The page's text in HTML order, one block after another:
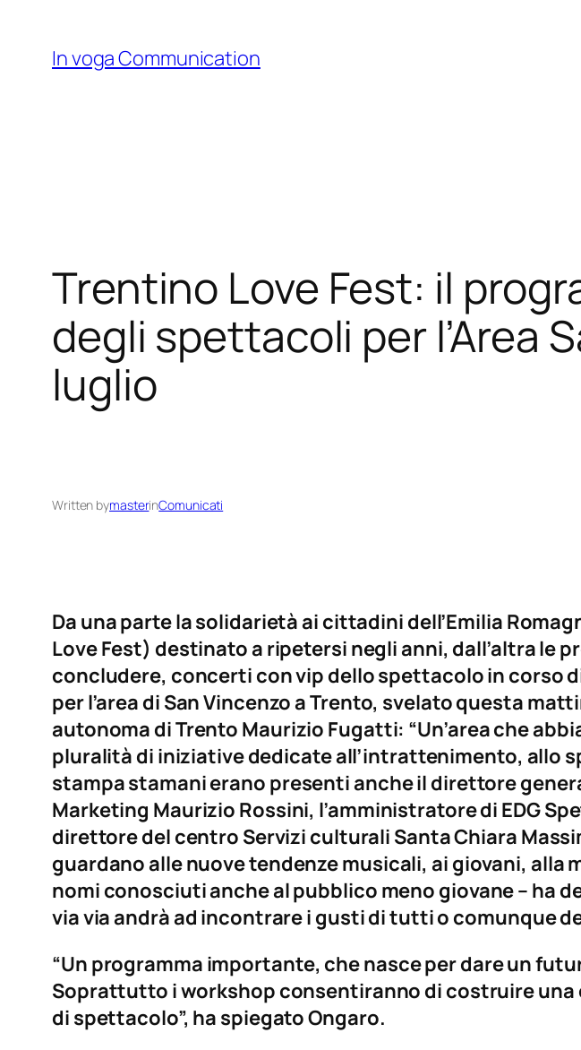
content
In voga Communication
Trentino Love Fest: il
degli spettacoli per l’Area
luglio
Written bymasterinComunicati
Da una parte la solidarietà ai cittadini dell’Emilia
Love Fest) destinato a ripetersi negli anni, dall’altra le
concludere, concerti con vip dello spettacolo in corso
per l’area di San Vincenzo a Trento, svelato questa
autonoma di Trento Maurizio Fugatti: “Un’area che
pluralità di iniziative dedicate all’intrattenimento, allo
stampa stamani erano presenti anche il direttore
Marketing Maurizio Rossini, l’amministratore di EDG
direttore del centro Servizi culturali Santa Chiara
guardano alle nuove tendenze musicali, ai giovani,
nomi conosciuti anche al pubblico meno giovane – ha
via via andrà ad incontrare i gusti di tutti o comunque
“Un programma importante, che nasce per dare un
Soprattutto i workshop consentiranno di costruire
di spettacolo”, ha spiegato Ongaro.